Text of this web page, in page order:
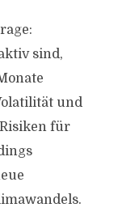
sind,
und
für